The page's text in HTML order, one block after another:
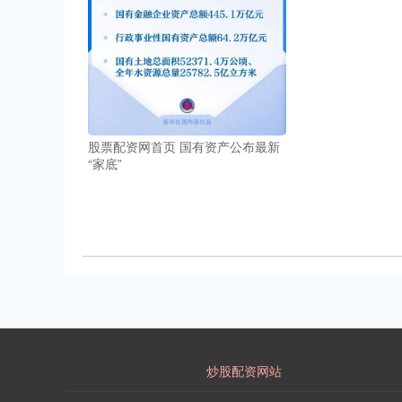
股票配资网首页 国有资产公布最新
“家底”
炒股配资网站